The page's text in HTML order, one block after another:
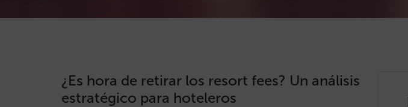
¿Es hora de retirar los resort fees? Un análisis
estratégico para hoteleros